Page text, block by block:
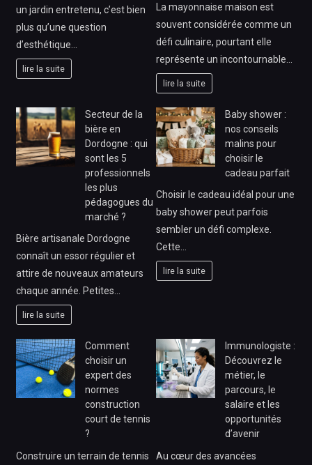
un jardin entretenu, c’est bien
plus qu’une question
d’esthétique…
lire la suite
La mayonnaise maison est
souvent considérée comme un
défi culinaire, pourtant elle
représente un incontournable…
lire la suite
Secteur de la
bière en
Dordogne : qui
sont les 5
professionnels
les plus
pédagogues du
marché ?
Bière artisanale Dordogne
connaît un essor régulier et
attire de nouveaux amateurs
chaque année. Petites…
lire la suite
Baby shower :
nos conseils
malins pour
choisir le
cadeau parfait
Choisir le cadeau idéal pour une
baby shower peut parfois
sembler un défi complexe.
Cette…
lire la suite
Comment
choisir un
expert des
normes
construction
court de tennis
?
Construire un terrain de tennis
Immunologiste :
Découvrez le
métier, le
parcours, le
salaire et les
opportunités
d’avenir
Au cœur des avancées